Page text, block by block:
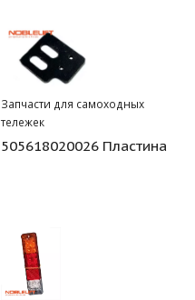
Запчасти для самоходных
тележек
505618020026 Пластина